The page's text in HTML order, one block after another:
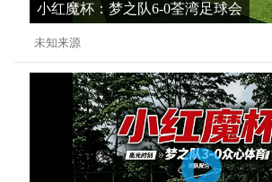
小红魔杯：梦之队6-0荃湾足球会
未知来源